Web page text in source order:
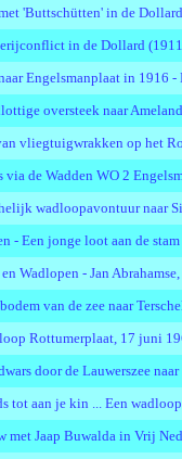
'Buttschütten' in de
in de Dollard
Engelsmanplaat in 1916
oversteek naar
vliegtuigwrakken op het
de Wadden WO 2
wadloopavontuur naar
- Een jonge loot aan de
Wadlopen - Jan
van de zee naar
Rottumerplaat, 17 juni
door de Lauwerszee
tot aan je kin ... Een
met Jaap Buwalda in Vrij